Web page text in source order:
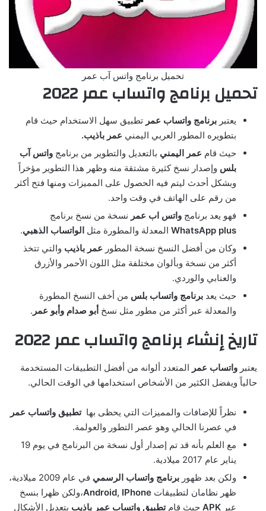
تحميل برنامج واتس آب عمر
تحميل برنامج واتساب عمر 2022
يعتبر برنامج واتساب عمر تطبيق سهل الاستخدام حيث قام
بتطويره المطور العربي اليمني عمر باذيب.
حيث قام عمر اليمني بالتعديل والتطوير من برنامج واتس آب
بلس وإصدار نسخ كثيرة مشتقة منه وظهر هذا التطوير مؤخراً
وبشكل أحدث ليتم فيه الحصول على المميزات ومنها فتح أكثر
من رقم على الهاتف في وقت واحد.
فهو يعد برنامج واتس اب عمر نسخة من نسخ برنامج
WhatsApp plus المعدلة والمطورة مثل الواتساب الذهبي.
وكان من أفضل النسخ نسخة المطور عمر باذيب والتي تتخذ
أكثر من نسخة وبألوان مختلفة مثل اللون الأحمر والأزرق
والعنابي والوردي.
حيث يعد برنامج واتساب بلس من أخف النسخ المطورة
والمعدلة عبر أكثر من مطور مثل نسخ أبو صدام وأبو عمر .
تاريخ إنشاء برنامج واتساب عمر 2022
يعتبر واتساب عمر المتعدد ألوانه من أفضل التطبيقات المستخدمة
حالياً ويفضل الكثير من الأشخاص استخدامها في الوقت الحالي.
نظراً للإضافات والمميزات التي يحظى بها تطبيق واتساب عمر
في عصرنا الحالي وهو عصر التطور والعولمة.
مع العلم بأنه قد تم إصدار أول نسخة من البرنامج في يوم 19
يناير عام 2017 ميلادية.
ولكن بعد ظهور برنامج واتساب الرسمي
في عام 2009 ميلادية،
ظهر نظامان لتطبيقات Android, IPhone،ولكن ظهرا بنسخ
عبر APK حيث قامتطبيق واتساب عمر باذيب بتعديل الأشكال